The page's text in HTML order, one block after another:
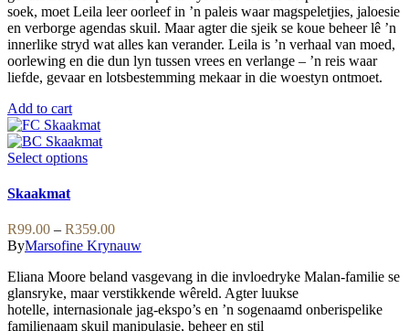
soek, moet Leila leer oorleef in ’n paleis waar magspeletjies, jaloesie
en verborge agendas skuil. Maar agter die sjeik se koue beheer lê ’n
innerlike stryd wat alles kan verander. Leila is ’n verhaal van moed,
oorlewing en die dun lyn tussen vrees en verlange – ’n reis waar
liefde, gevaar en lotsbestemming mekaar in die woestyn ontmoet.
Add to cart
Select optionsThis
variants.
The
options
may
be
chosen
on
Skaakmat
R99.00 – R359.00Price
range:
through
R359.00
ByMarsofine Krynauw
Eliana Moore beland vasgevang in die invloedryke Malan-familie se
glansryke, maar verstikkende wêreld. Agter luukse
hotelle, internasionale jag-ekspo’s en ’n sogenaamd onberispelike
familienaam skuil manipulasie, beheer en stil